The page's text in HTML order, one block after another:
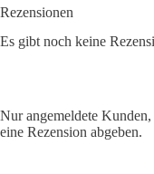
Rezensionen
Es gibt noch keine
Nur angemeldete
eine Rezension abgeben.